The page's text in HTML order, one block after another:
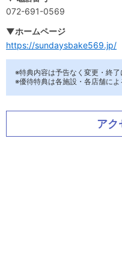
072-691-0569
▼ホームページ
https://sundaysbake569.jp/
※特典内容は予告なく変更・終了
※優待特典は各施設・各店舗によ
アク